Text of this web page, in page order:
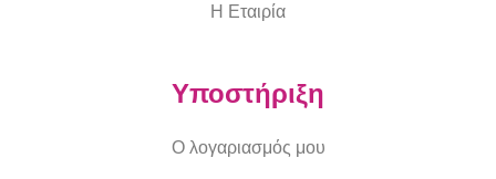
Η Εταιρία
Υποστήριξη
Ο λογαριασμός μου